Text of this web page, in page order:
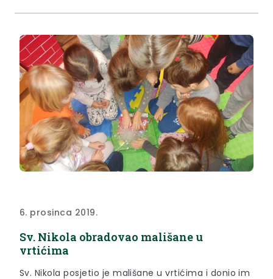
6. prosinca 2019.
Sv. Nikola obradovao mališane u
vrtićima
Sv. Nikola posjetio je mališane u vrtićima i donio im